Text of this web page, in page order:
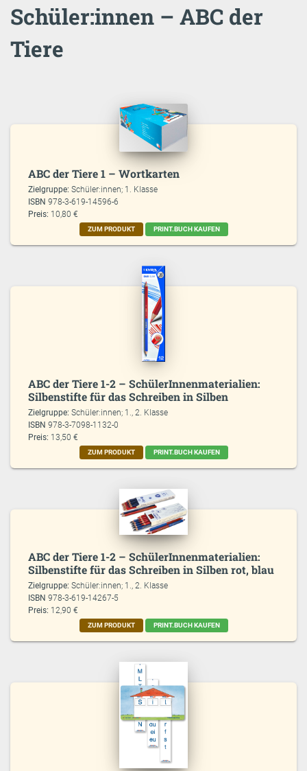
Schüler:innen – ABC der
Tiere
ABC der Tiere 1 – Wortkarten
Zielgruppe:Schüler:innen; 1. Klasse
ISBN978-3-619-14596-6
Preis: 10,80 €
ZUM PRODUKT PRINT.BUCH KAUFEN
ABC der Tiere 1-2 – SchülerInnenmaterialien:
Silbenstifte für das Schreiben in Silben
Zielgruppe:Schüler:innen; 1., 2. Klasse
ISBN978-3-7098-1132-0
Preis: 13,50 €
ZUM PRODUKT PRINT.BUCH KAUFEN
ABC der Tiere 1-2 – SchülerInnenmaterialien:
Silbenstifte für das Schreiben in Silben rot, blau
Zielgruppe:Schüler:innen; 1., 2. Klasse
ISBN978-3-619-14267-5
Preis: 12,90 €
ZUM PRODUKT PRINT.BUCH KAUFEN